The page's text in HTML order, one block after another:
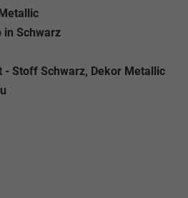
in Schwarz
- Stoff Schwarz, Dekor Metallic